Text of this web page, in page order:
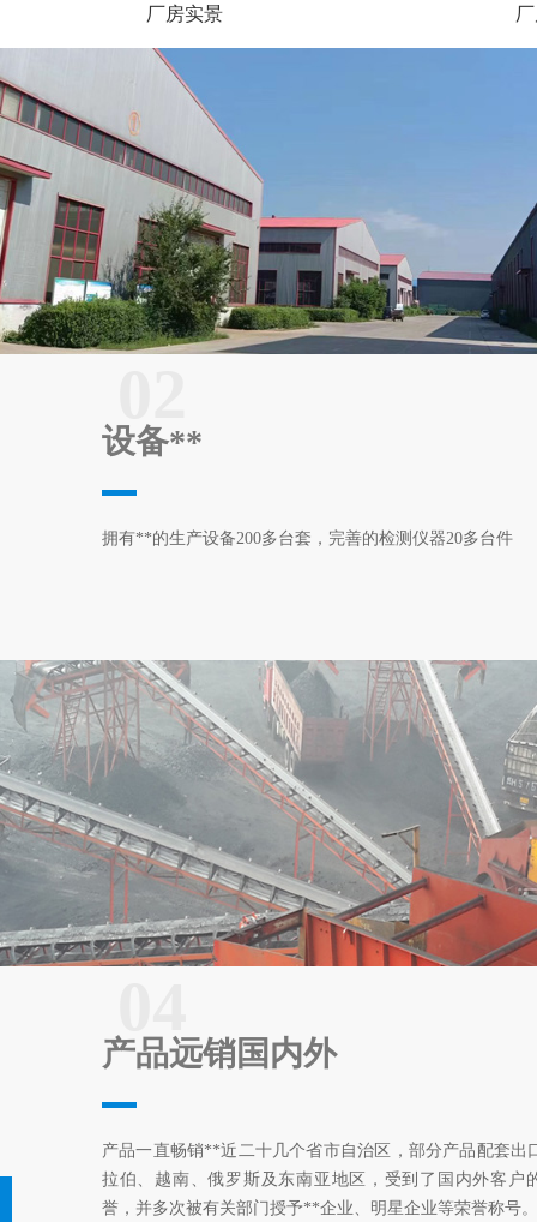
厂房实景
设备**
拥有**的生产设备200多台套，完善的检测仪器20多台件
产品远销国内外
产品一直畅销**近二十几个省市自治区，部分产品配套出
拉伯、越南、俄罗斯及东南亚地区，受到了国内外客户
誉，并多次被有关部门授予**企业、明星企业等荣誉称号。